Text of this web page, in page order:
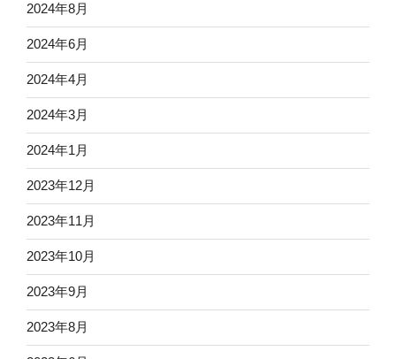
2024年8月
2024年6月
2024年4月
2024年3月
2024年1月
2023年12月
2023年11月
2023年10月
2023年9月
2023年8月